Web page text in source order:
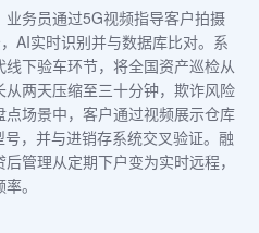
务员通过5G视频指导客户拍摄
AI实时识别并与数据库比对。系
下验车环节，将全国资产巡检从
两天压缩至三十分钟，欺诈风险
场景中，客户通过视频展示仓库
，并与进销存系统交叉验证。融
管理从定期下户变为实时远程，
。